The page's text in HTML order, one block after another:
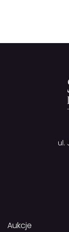
ul.
Aukcje